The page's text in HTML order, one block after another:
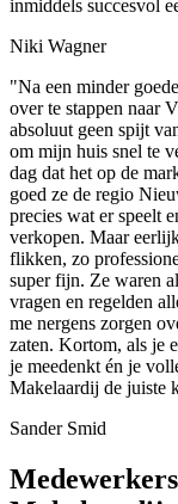
inmiddels succesvol
Niki Wagner
"Na een minder
over te stappen naar
absoluut geen spijt
om mijn huis snel te
dag dat het op de
goed ze de regio
precies wat er speelt
verkopen. Maar
flikken, zo
super fijn. Ze waren
vragen en regelden
me nergens zorgen
zaten. Kortom, als je
je meedenkt én je
Makelaardij de juiste
Sander Smid